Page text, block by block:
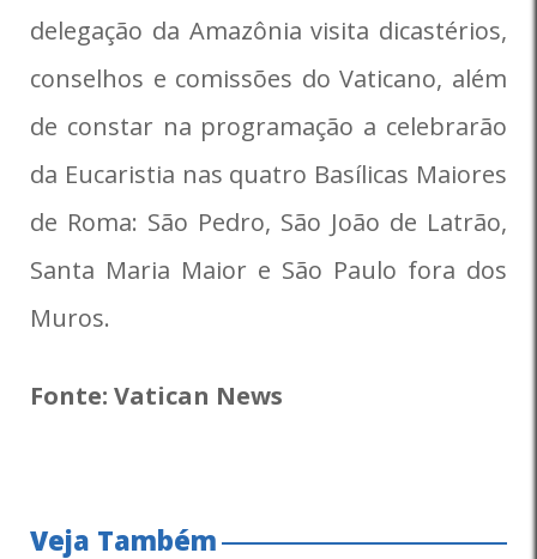
delegação da Amazônia visita dicastérios,
conselhos e comissões do Vaticano, além
de constar na programação a celebrarão
da Eucaristia nas quatro Basílicas Maiores
de Roma: São Pedro, São João de Latrão,
Santa Maria Maior e São Paulo fora dos
Muros.
Fonte: Vatican News
Veja Também